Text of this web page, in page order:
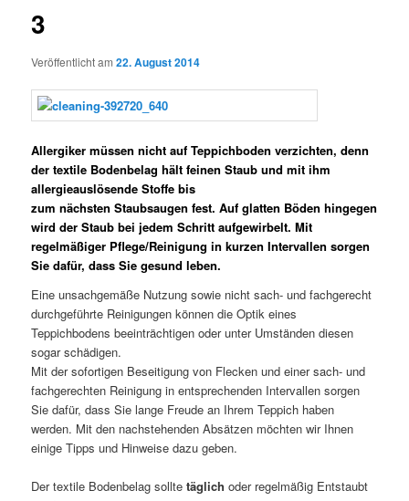
3
Veröffentlicht am22. August 2014
Allergiker müssen nicht auf Teppichboden verzichten, denn
der textile Bodenbelag hält feinen Staub und mit ihm
allergieauslösende Stoffe bis
zum nächsten Staubsaugen fest. Auf glatten Böden hingegen
wird der Staub bei jedem Schritt aufgewirbelt. Mit
regelmäßiger Pflege/Reinigung in kurzen Intervallen sorgen
Sie dafür, dass Sie gesund leben.
Eine unsachgemäße Nutzung sowie nicht sach- und fachgerecht
durchgeführte Reinigungen können die Optik eines
Teppichbodens beeinträchtigen oder unter Umständen diesen
sogar schädigen.
Mit der sofortigen Beseitigung von Flecken und einer sach- und
fachgerechten Reinigung in entsprechenden Intervallen sorgen
Sie dafür, dass Sie lange Freude an Ihrem Teppich haben
werden. Mit den nachstehenden Absätzen möchten wir Ihnen
einige Tipps und Hinweise dazu geben.
Der textile Bodenbelag sollte täglich oder regelmäßig Entstaubt